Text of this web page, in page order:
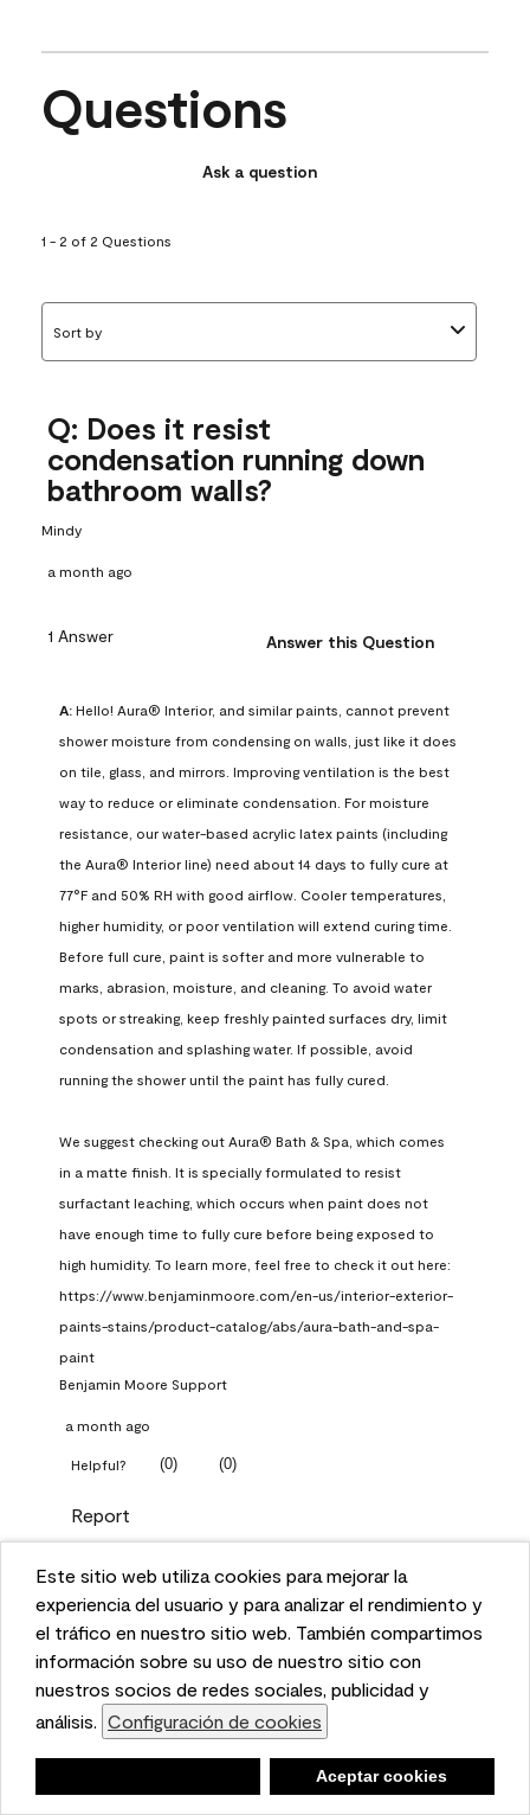
This website uses cookies to enhance user experience
and to analyze performance and traffic on our website.
We also share information about your use of our site
with our social media, advertising, and analytics
partners. Cookie Settings
Accept Cookies
Este sitio web utiliza cookies para mejorar la
experiencia del usuario y para analizar el rendimiento y
el tráfico en nuestro sitio web. También compartimos
información sobre su uso de nuestro sitio con
nuestros socios de redes sociales, publicidad y
análisis. Configuración de cookies
Aceptar cookies
Questions
Ask a question
1 - 2 of 2 Questions
Sort by
Q: Does it resist
condensation running down
bathroom walls?
Mindy
a month ago
1 Answer Answer this Question
A: Hello! Aura® Interior, and similar paints, cannot prevent
shower moisture from condensing on walls, just like it does
on tile, glass, and mirrors. Improving ventilation is the best
way to reduce or eliminate condensation. For moisture
resistance, our water-based acrylic latex paints (including
the Aura® Interior line) need about 14 days to fully cure at
77°F and 50% RH with good airflow. Cooler temperatures,
higher humidity, or poor ventilation will extend curing time.
Before full cure, paint is softer and more vulnerable to
marks, abrasion, moisture, and cleaning. To avoid water
spots or streaking, keep freshly painted surfaces dry, limit
condensation and splashing water. If possible, avoid
running the shower until the paint has fully cured.
We suggest checking out Aura® Bath & Spa, which comes
in a matte finish. It is specially formulated to resist
surfactant leaching, which occurs when paint does not
have enough time to fully cure before being exposed to
high humidity. To learn more, feel free to check it out here:
https://www.benjaminmoore.com/en-us/interior-exterior-
paints-stains/product-catalog/abs/aura-bath-and-spa-
paint
Benjamin Moore Support
a month ago
Helpful? (0) (0)
Report
Q: What Aura paint color
should I use in north facing
entryway?
1 Answer